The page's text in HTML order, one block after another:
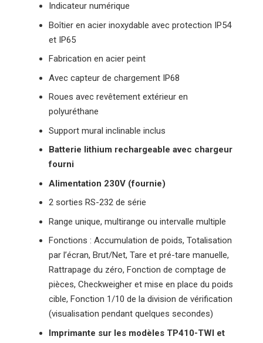
Indicateur numérique
Boîtier en acier inoxydable avec protection IP54
et IP65
Fabrication en acier peint
Avec capteur de chargement IP68
Roues avec revêtement extérieur en
polyuréthane
Support mural inclinable inclus
Batterie lithium rechargeable avec chargeur
fourni
Alimentation 230V (fournie)
2 sorties RS-232 de série
Range unique, multirange ou intervalle multiple
Fonctions : Accumulation de poids, Totalisation
par l’écran, Brut/Net, Tare et pré-tare manuelle,
Rattrapage du zéro, Fonction de comptage de
pièces, Checkweigher et mise en place du poids
cible, Fonction 1/10 de la division de vérification
(visualisation pendant quelques secondes)
Imprimante sur les modèles TP410-TWI et